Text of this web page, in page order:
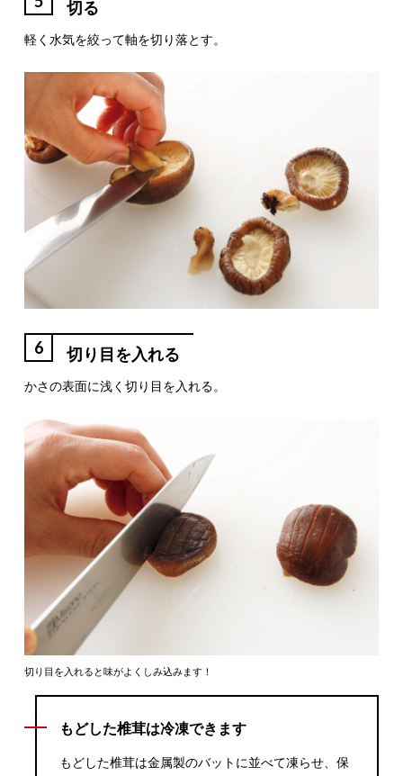
切る
軽く水気を絞って軸を切り落とす。
6 切り目を入れる
かさの表面に浅く切り目を入れる。
切り目を入れると味がよくしみ込みます！
もどした椎茸は冷凍できます
もどした椎茸は金属製のバットに並べて凍らせ、保